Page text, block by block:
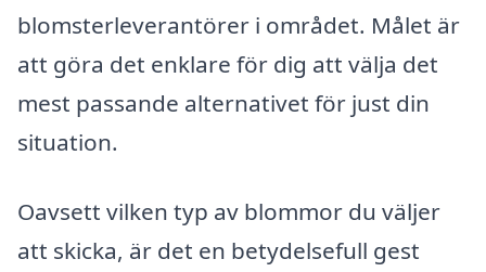
blomsterleverantörer i området. Målet är
att göra det enklare för dig att välja det
mest passande alternativet för just din
situation.
Oavsett vilken typ av blommor du väljer
att skicka, är det en betydelsefull gest